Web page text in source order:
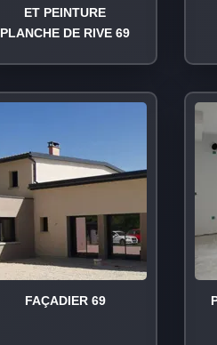
ET PEINTURE
PLANCHE DE RIVE 69
FAÇADIER 69